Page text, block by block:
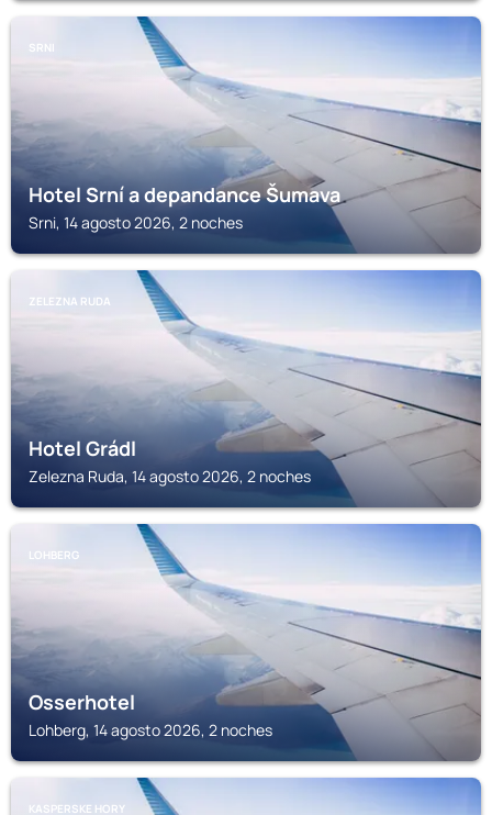
SRNI
Hotel Srní a depandance Šumava
Srni, 14 agosto 2026, 2 noches
ZELEZNA RUDA
Hotel Grádl
Zelezna Ruda, 14 agosto 2026, 2 noches
LOHBERG
Osserhotel
Lohberg, 14 agosto 2026, 2 noches
KASPERSKE HORY